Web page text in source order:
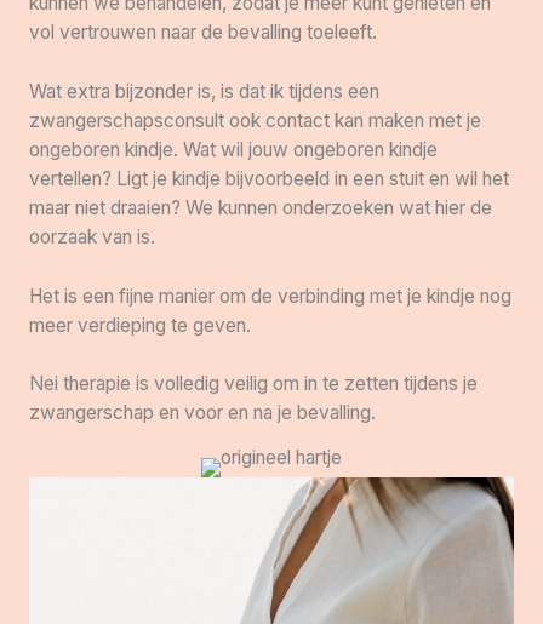
vol vertrouwen naar de bevalling toeleeft.
Wat extra bijzonder is, is dat ik tijdens een
zwangerschapsconsult ook contact kan maken met je
ongeboren kindje. Wat wil jouw ongeboren kindje
vertellen? Ligt je kindje bijvoorbeeld in een stuit en wil het
maar niet draaien? We kunnen onderzoeken wat hier de
oorzaak van is.
Het is een fijne manier om de verbinding met je kindje nog
meer verdieping te geven.
Nei therapie is volledig veilig om in te zetten tijdens je
zwangerschap en voor en na je bevalling.